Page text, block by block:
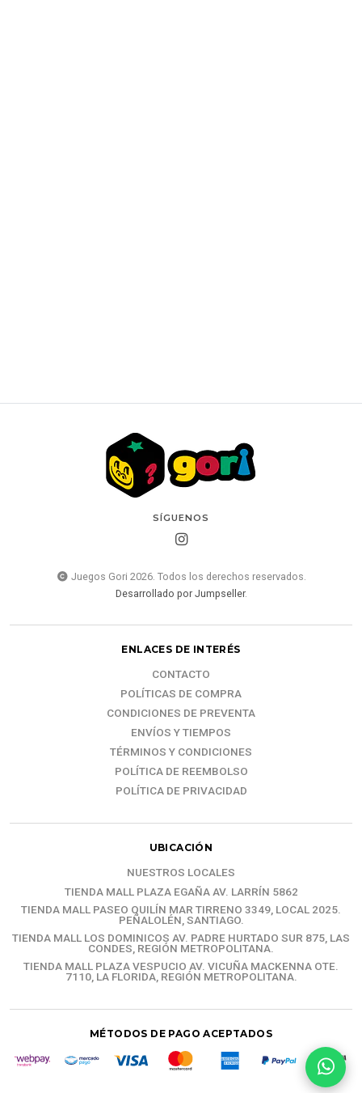
SÍGUENOS
Juegos Gori 2026. Todos los derechos reservados.
Desarrollado por Jumpseller.
ENLACES DE INTERÉS
CONTACTO
POLÍTICAS DE COMPRA
CONDICIONES DE PREVENTA
ENVÍOS Y TIEMPOS
TÉRMINOS Y CONDICIONES
POLÍTICA DE REEMBOLSO
POLÍTICA DE PRIVACIDAD
UBICACIÓN
NUESTROS LOCALES
TIENDA MALL PLAZA EGAÑA AV. LARRÍN 5862
TIENDA MALL PASEO QUILÍN MAR TIRRENO 3349, LOCAL 2025.
PEÑALOLÉN, SANTIAGO.
TIENDA MALL LOS DOMINICOS AV. PADRE HURTADO SUR 875, LAS
CONDES, REGIÓN METROPOLITANA.
TIENDA MALL PLAZA VESPUCIO AV. VICUÑA MACKENNA OTE.
7110, LA FLORIDA, REGIÓN METROPOLITANA.
MÉTODOS DE PAGO ACEPTADOS